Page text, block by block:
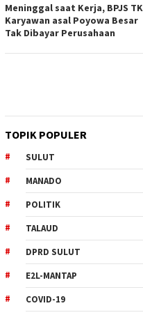
Meninggal saat Kerja, BPJS TK
Karyawan asal Poyowa Besar
Tak Dibayar Perusahaan
TOPIK POPULER
SULUT
MANADO
POLITIK
TALAUD
DPRD SULUT
E2L-MANTAP
COVID-19